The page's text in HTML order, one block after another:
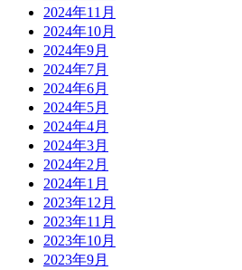
2024年11月
2024年10月
2024年9月
2024年7月
2024年6月
2024年5月
2024年4月
2024年3月
2024年2月
2024年1月
2023年12月
2023年11月
2023年10月
2023年9月